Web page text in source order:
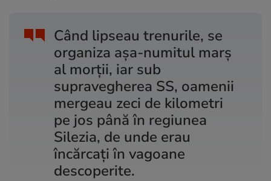
Când lipseau trenurile, se
organiza așa-numitul marș
al morții, iar sub
supravegherea SS, oamenii
mergeau zeci de kilometri
pe jos până în regiunea
Silezia, de unde erau
încărcați în vagoane
descoperite.